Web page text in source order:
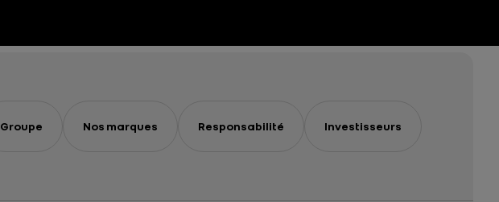
Groupe Nos marques Responsabilité Investisseurs